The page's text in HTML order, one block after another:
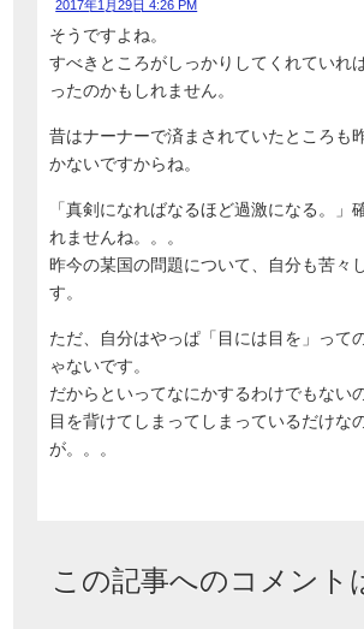
2017年1月29日 4:26 PM
そうですよね。
すべきところがしっかりしてくれていれ
ったのかもしれません。
昔はナーナーで済まされていたところも
かないですからね。
「真剣になればなるほど過激になる。」
れませんね。。。
昨今の某国の問題について、自分も苦々
す。
ただ、自分はやっぱ「目には目を」って
ゃないです。
だからといってなにかするわけでもない
目を背けてしまってしまっているだけな
が。。。
この記事へのコメント